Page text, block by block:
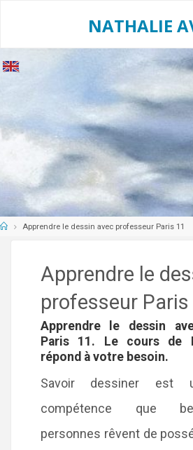
NATHALIE
HomeApprendre le dessin avec professeur Paris 11
Apprendre le
professeur Paris
Apprendre le dessin
Paris 11. Le cours de
répond à votre besoin.
Savoir dessiner est
compétence que
personnes rêvent de